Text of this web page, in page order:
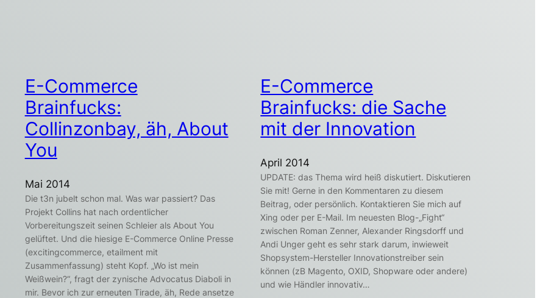
E-Commerce
Brainfucks:
Collinzonbay, äh, About
You
Mai 2014
Die t3n jubelt schon mal. Was war passiert? Das
Projekt Collins hat nach ordentlicher
Vorbereitungszeit seinen Schleier als About You
gelüftet. Und die hiesige E-Commerce Online Presse
(excitingcommerce, etailment mit
Zusammenfassung) steht Kopf. „Wo ist mein
Weißwein?“, fragt der zynische Advocatus Diaboli in
mir. Bevor ich zur erneuten Tirade, äh, Rede ansetze
E-Commerce
Brainfucks: die Sache
mit der Innovation
April 2014
UPDATE: das Thema wird heiß diskutiert. Diskutieren
Sie mit! Gerne in den Kommentaren zu diesem
Beitrag, oder persönlich. Kontaktieren Sie mich auf
Xing oder per E-Mail. Im neuesten Blog-„Fight“
zwischen Roman Zenner, Alexander Ringsdorff und
Andi Unger geht es sehr stark darum, inwieweit
Shopsystem-Hersteller Innovationstreiber sein
können (zB Magento, OXID, Shopware oder andere)
und wie Händler innovativ…